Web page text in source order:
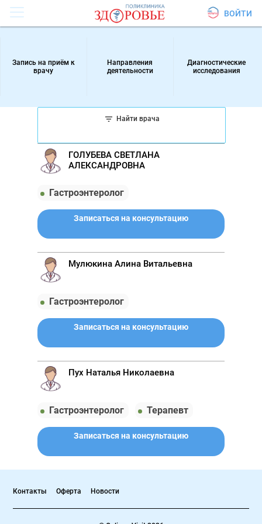
ВОЙТИ
Запись на приём к
врачу
Направления
деятельности
Диагностические
исследования
Найти врача
ГОЛУБЕВА СВЕТЛАНА
АЛЕКСАНДРОВНА
Гастроэнтеролог
Записаться на консультацию
Мулюкина Алина Витальевна
Гастроэнтеролог
Записаться на консультацию
Пух Наталья Николаевна
Гастроэнтеролог Терапевт
Записаться на консультацию
Контакты Оферта Новости